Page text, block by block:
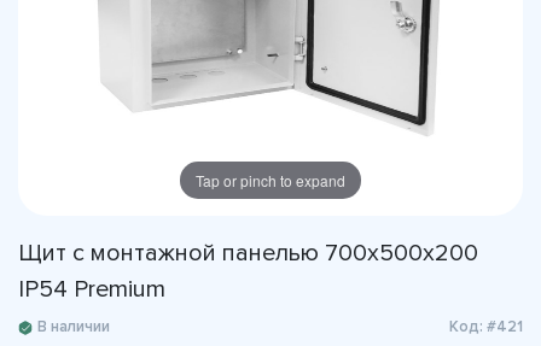
Tap or pinch to expand
Щит с монтажной панелью 700х500х200
IP54 Premium
В наличии Код: #421